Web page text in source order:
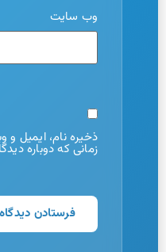
وب‌ سایت
ذخیره نام، ایمیل و
زمانی که دوباره